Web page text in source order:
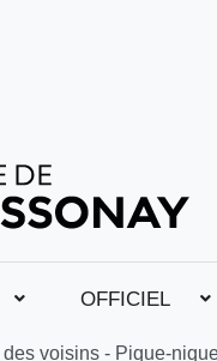
OFFICIEL
des voisins - Pique-